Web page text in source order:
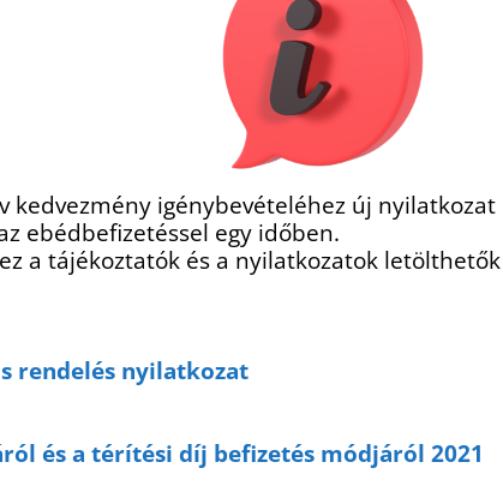
igénybevételéhez új nyilatkozat
ebédbefizetéssel egy időben.
a tájékoztatók és a nyilatkozatok
rendelés nyilatkozat
és a térítési díj befizetés módjáról 2021